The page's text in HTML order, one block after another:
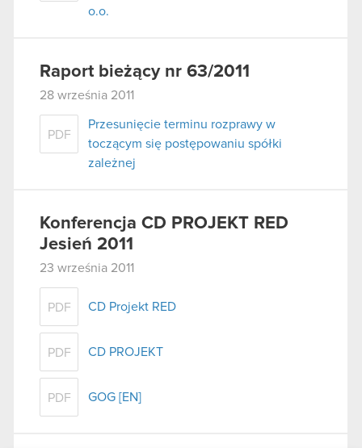
o.o.
Raport bieżący nr 63/2011
28 września 2011
PDF
Przesunięcie terminu rozprawy w
toczącym się postępowaniu spółki
zależnej
Konferencja CD PROJEKT RED
Jesień 2011
23 września 2011
PDF CD Projekt RED
PDF CD PROJEKT
PDF GOG [EN]